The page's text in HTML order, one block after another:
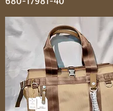
神田 大喜靴店